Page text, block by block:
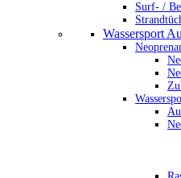
Surf- /
Wassersport